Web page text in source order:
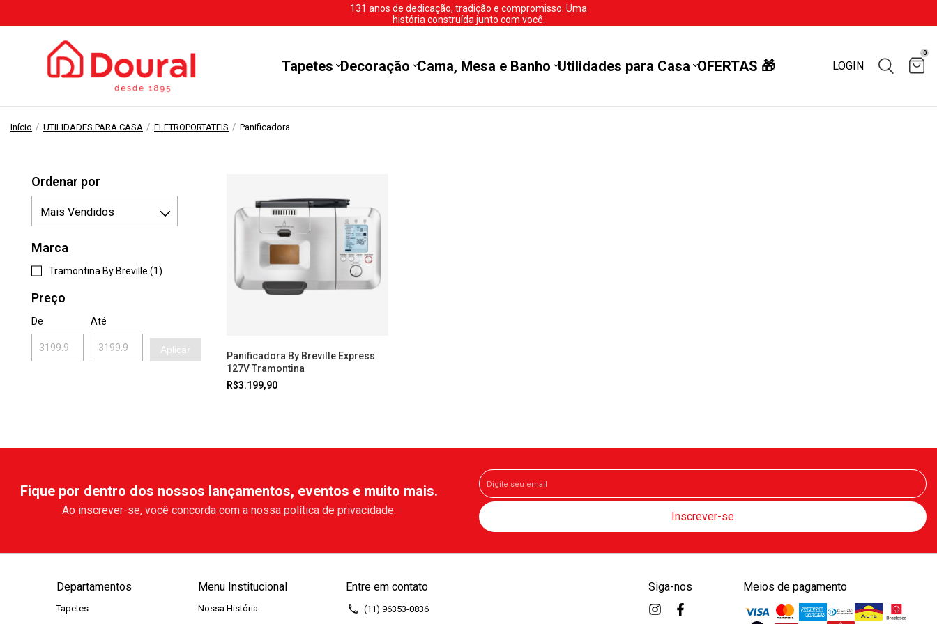
131 anos de dedicação, tradição e compromisso. Uma
história construída junto com você.
Tapetes Decoração Cama, Mesa e Banho Utilidades para Casa OFERTAS 🎁 LOGIN
0
Início / UTILIDADES PARA CASA / ELETROPORTATEIS / Panificadora
Ordenar por
Marca
Tramontina By Breville (1)
Preço
De Até
Aplicar
Panificadora By Breville Express
127V Tramontina
R$3.199,90
Fique por dentro dos nossos lançamentos, eventos e muito mais.
Ao inscrever-se, você concorda com a nossa política de privacidade.
Departamentos
Tapetes
Menu Institucional
Nossa História
Entre em contato
(11) 96353-0836
Siga-nos Meios de pagamento